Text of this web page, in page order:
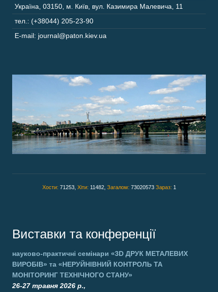
Україна 03150 м. Київ, вул. Казимира Малевича, 11
тел.: (+38044) 205-23-90
E-mail: journal@paton.kiev.ua
Хости: 71253, Хіти: 11482, Загалом: 73020573 Зараз: 1
Виставки та конференції
науково-практичні семінари «3D ДРУК МЕТАЛЕВИХ
ВИРОБІВ» та «НЕРУЙНІВНИЙ КОНТРОЛЬ ТА
МОНІТОРИНГ ТЕХНІЧНОГО СТАНУ»
26-27 травня 2026 р.,